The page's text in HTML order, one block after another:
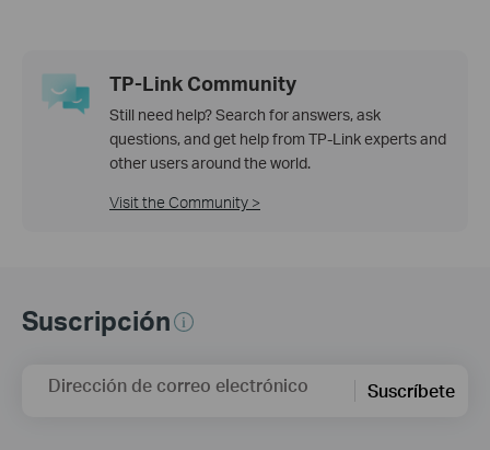
TP-Link Community
Still need help? Search for answers, ask
questions, and get help from TP-Link experts and
other users around the world.
Visit the Community >
Suscripción
Dirección de correo electrónico Suscríbete